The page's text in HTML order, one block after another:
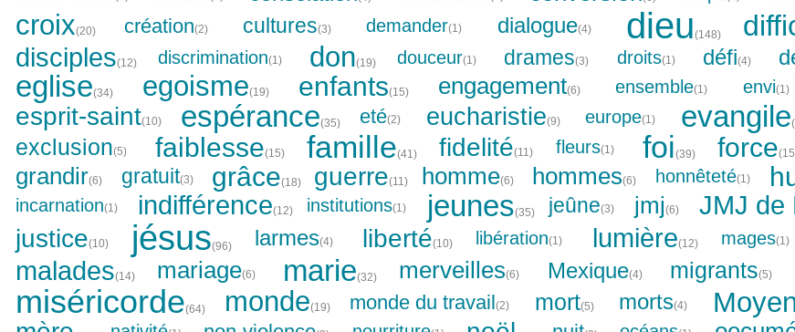
croix(20) création(2) cultures(3) demander(1) dialogue(4) dieu(148)
disciples(12) discrimination(1) don(19) douceur(1) drames(3) droits(1) défi(4)
eglise(34) egoisme(19) enfants(15) engagement(6) ensemble(1) envi(1)
esprit-saint(10) espérance(35) eté(2) eucharistie(9) europe(1) evangile
exclusion(5) faiblesse(15) famille(41) fidelité(11) fleurs(1) foi(39) force
grandir(6) gratuit(3) grâce(18) guerre(11) homme(6) hommes(6) honnêteté(1)
incarnation(1) indifférence(12) institutions(1) jeunes(35) jeûne(3) jmj(6) JMJ de
justice(10) jésus(96) larmes(4) liberté(10) libération(1) lumière(12) mages(1)
malades(14) mariage(6) marie(32) merveilles(6) Mexique(4) migrants(5)
miséricorde(64) monde(19) monde du travail(2) mort(5) morts(4)